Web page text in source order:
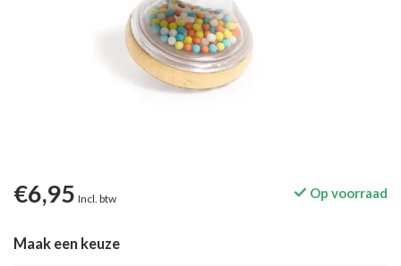
€6,95 Incl. btw Op voorraad
Maak een keuze